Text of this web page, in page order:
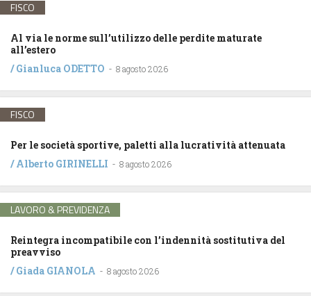
FISCO
Al via le norme sull’utilizzo delle perdite maturate
all’estero
/Gianluca ODETTO - 8 agosto 2026
FISCO
Per le società sportive, paletti alla lucratività attenuata
/Alberto GIRINELLI - 8 agosto 2026
LAVORO & PREVIDENZA
Reintegra incompatibile con l’indennità sostitutiva del
preavviso
/Giada GIANOLA - 8 agosto 2026